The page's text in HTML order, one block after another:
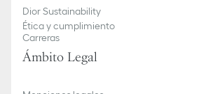
Dior Sustainability
Ética y cumplimiento
Carreras
Ámbito Legal